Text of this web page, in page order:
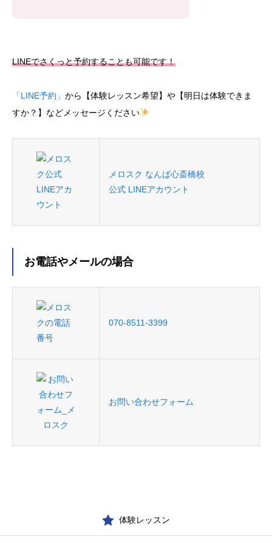
LINEでさくっと予約することも可能です！
「LINE予約」 から【体験レッスン希望】や【明日は体験できま
すか？】などメッセージください
メロスク なんば心斎橋校
公式 LINEアカウント
お電話やメールの場合
070-8511-3399
お問い合わせフォーム
体験レッスン